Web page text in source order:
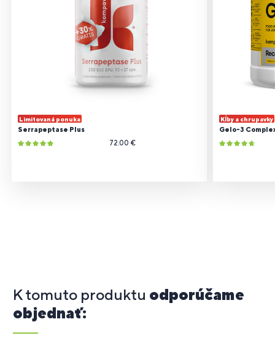
Limitovaná ponuka
Serrapeptase Plus
72.00 €
Kĺby a chrupavky
Gelo-3
K tomuto produktu odporúčame
objednať: